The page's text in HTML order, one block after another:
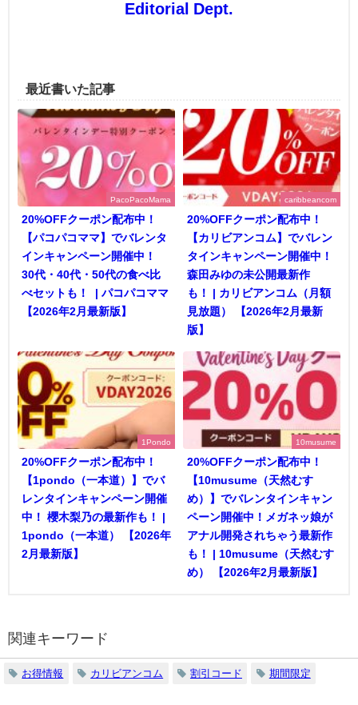
Editorial Dept.
最近書いた記事
PacoPacoMama
20%OFFクーポン配布中！
【パコパコママ】でバレンタ
インキャンペーン開催中！
30代・40代・50代の食べ比
べセットも！ | パコパコママ
【2026年2月最新版】
caribbeancom
20%OFFクーポン配布中！
【カリビアンコム】でバレン
タインキャンペーン開催中！
森田みゆの未公開最新作
も！ | カリビアンコム（月額
見放題） 【2026年2月最新
版】
1Pondo
20%OFFクーポン配布中！
【1pondo（一本道）】でバ
レンタインキャンペーン開催
中！ 櫻木梨乃の最新作も！ |
1pondo（一本道） 【2026年
2月最新版】
10musume
20%OFFクーポン配布中！
【10musume（天然むす
め）】でバレンタインキャン
ペーン開催中！メガネッ娘が
アナル開発されちゃう最新作
も！ | 10musume（天然むす
め） 【2026年2月最新版】
関連キーワード
お得情報 カリビアンコム 割引コード 期間限定